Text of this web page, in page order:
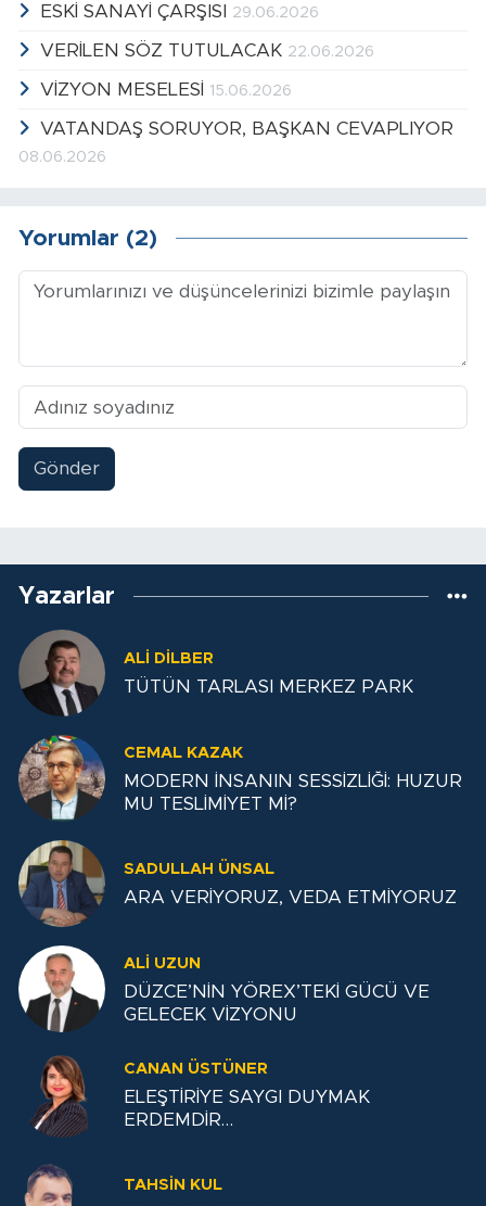
ESKİ SANAYİ ÇARŞISI 29.06.2026
VERİLEN SÖZ TUTULACAK 22.06.2026
VİZYON MESELESİ 15.06.2026
VATANDAŞ SORUYOR, BAŞKAN CEVAPLIYOR
08.06.2026
Yorumlar (2)
Gönder
Yazarlar
ALİ DİLBER
TÜTÜN TARLASI MERKEZ PARK
CEMAL KAZAK
MODERN İNSANIN SESSİZLİĞİ: HUZUR
MU TESLİMİYET Mİ?
SADULLAH ÜNSAL
ARA VERİYORUZ, VEDA ETMİYORUZ
ALI UZUN
DÜZCE’NİN YÖREX’TEKİ GÜCÜ VE
GELECEK VİZYONU
CANAN ÜSTÜNER
ELEŞTİRİYE SAYGI DUYMAK
ERDEMDİR…
TAHSIN KUL